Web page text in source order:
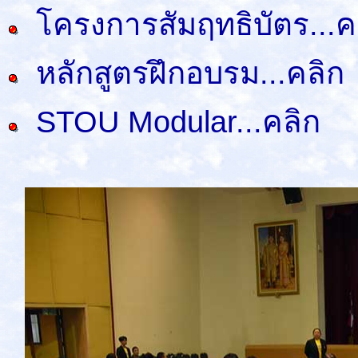
โครงการสัมฤทธิบัตร...
หลักสูตรฝึกอบรม...คลิก
STOU Modular...คลิก